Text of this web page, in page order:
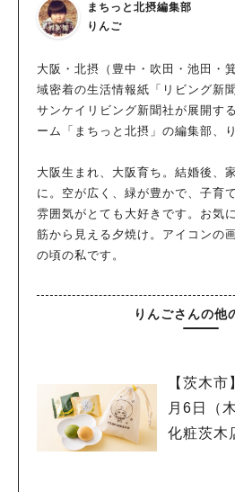
まちっと北摂編集部
りんご
大阪・北摂（豊中・吹田・池田・
域密着の生活情報紙「リビング新
サンケイリビング新聞社が展開す
ーム「まちっと北摂」の編集部、
大阪生まれ、大阪育ち。結婚後、
に。空が広く、緑が豊かで、子育
雰囲気がとても大好きです。お気
筋から見える夕焼け。アイコンの
の頃の私です。
りんごさんの他
【茨木
月6日（
化粧茨木